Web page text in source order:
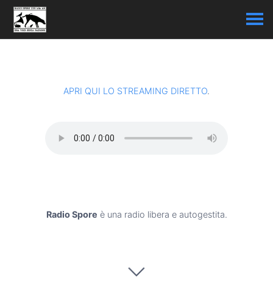
APRI QUI LO STREAMING DIRETTO.
Radio Spore è una radio libera e autogestita.